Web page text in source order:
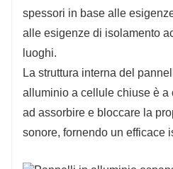
spessori in base alle
alle esigenze di isolamento
luoghi.
La struttura interna del
alluminio a cellule chiuse è a
ad assorbire e bloccare la
sonore, fornendo un efficace